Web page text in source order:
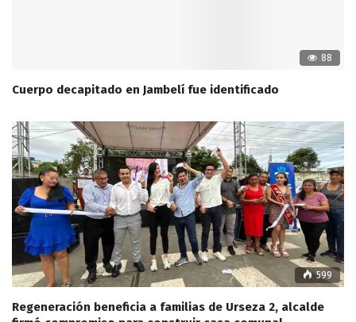
88
Cuerpo decapitado en Jambelí fue identificado
599
Regeneración beneficia a familias de Urseza 2, alcalde